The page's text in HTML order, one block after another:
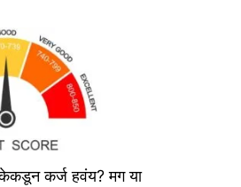
कर्ज हवंय? मग या